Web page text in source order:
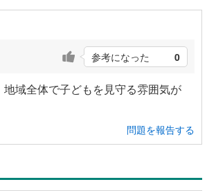
参考になった 0
域全体で子どもを見守る雰囲気が
問題を報告する